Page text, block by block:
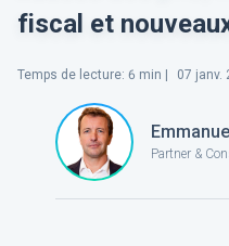
fiscal et
Temps de lecture: 6 min | 07 janv.
Partner &